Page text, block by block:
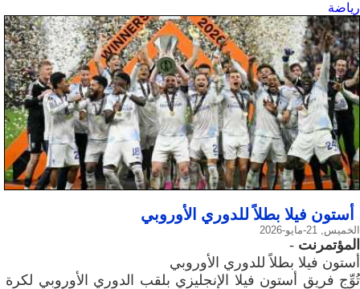
رياضة
أستون فيلا بطلاً للدوري الأوروبي
الخميس, 21-مايو-2026
المؤتمرنت -
أستون فيلا بطلاً للدوري الأوروبي
تُوِّج فريق أستون فيلا الإنجليزي بلقب الدوري الأوروبي لكرة